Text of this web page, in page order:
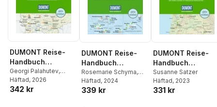
Stefanie Sohr,
Henrik
Wiegelmann,Nadine
Isa Ducke,
Natascha Thoma,
Salentin,Jens Bey
DUMONT Reise-
Handbuch
Reiseführer
Bulgarien
Georgi Palahutev,
Simone Böcker
Häftad, 2026
342 kr
DUMONT Reise-
Handbuch
Reiseführer
Südsee
Rosemarie Schyma,
Franziska Grötsch
Häftad, 2024
339 kr
DUMONT Reise-
Handbuch
Reiseführer USA,
Der Nordwesten
Susanne Satzer
Häftad, 2023
331 kr